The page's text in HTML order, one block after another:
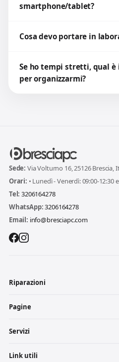
smartphone/tablet?
Cosa devo portare in
Se ho tempi stretti, qual è
per organizzarmi?
Sede: Via Volturno 16, 25126 Brescia,
Orari: • Lunedì - Venerdì: 09:00-12:30
Tel: 3206164278
WhatsApp:3206164278
Email: info@bresciapc.com
Riparazioni
Pagine
Servizi
Link utili